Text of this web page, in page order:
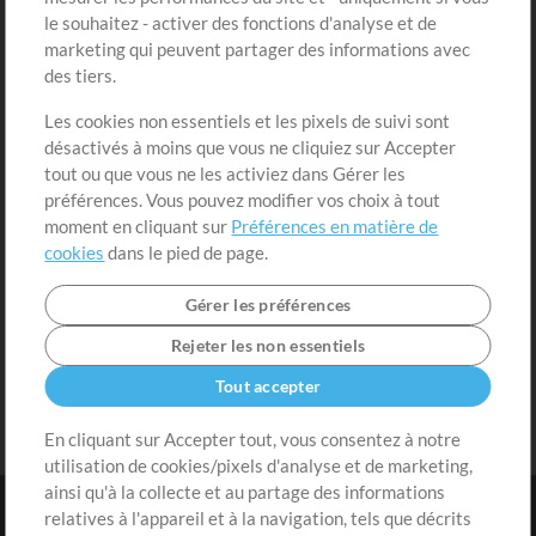
Acheter des crédits
Contenu gratuit
Demander les pistes
Extras
Sessions
Soumettre votre contenu
Listes de lecture
Conférence MT
Connexion
S'inscrire
le souhaitez - activer des fonctions d'analyse et de
marketing qui peuvent partager des informations avec
des tiers.
Les cookies non essentiels et les pixels de suivi sont
désactivés à moins que vous ne cliquiez sur Accepter
tout ou que vous ne les activiez dans Gérer les
préférences. Vous pouvez modifier vos choix à tout
moment en cliquant sur Préférences en matière de
cookies dans le pied de page.
Gérer les préférences
Rejeter les non essentiels
Tout accepter
En cliquant sur Accepter tout, vous consentez à notre
utilisation de cookies/pixels d'analyse et de marketing,
ainsi qu'à la collecte et au partage des informations
relatives à l'appareil et à la navigation, tels que décrits